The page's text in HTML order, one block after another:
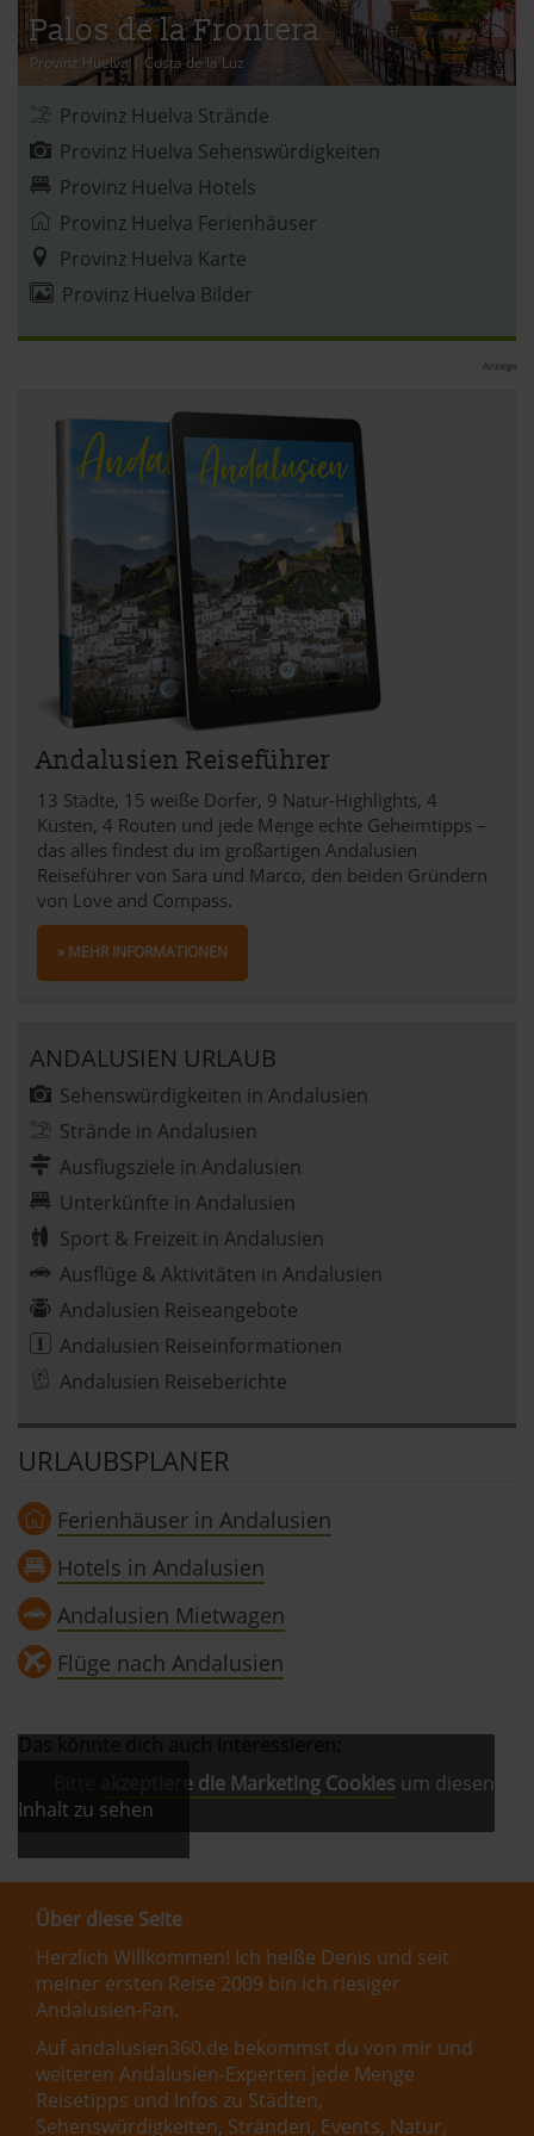
Palos de la Frontera
Provinz Huelva| Costa de la Luz
Provinz Huelva Strände
Provinz Huelva Sehenswürdigkeiten
Provinz Huelva Hotels
Provinz Huelva Ferienhäuser
Provinz Huelva Karte
Provinz Huelva Bilder
Anzeige
Andalusien Reiseführer
13 Städte, 15 weiße Dörfer, 9 Natur-Highlights, 4
Küsten, 4 Routen und jede Menge echte Geheimtipps –
das alles findest du im großartigen Andalusien
Reiseführer von Sara und Marco, den beiden Gründern
von Love and Compass.
» MEHR INFORMATIONEN
ANDALUSIEN URLAUB
Sehenswürdigkeiten in Andalusien
Strände in Andalusien
Ausflugsziele in Andalusien
Unterkünfte in Andalusien
Sport & Freizeit in Andalusien
Ausflüge & Aktivitäten in Andalusien
Andalusien Reiseangebote
Andalusien Reiseinformationen
Andalusien Reiseberichte
URLAUBSPLANER
Ferienhäuser in Andalusien
Hotels in Andalusien
Andalusien Mietwagen
Flüge nach Andalusien
akzeptiere die Marketing Cookies um diesen
Inhalt zu sehen
Über diese Seite
Herzlich Willkommen! Ich heiße Denis und seit
meiner ersten Reise 2009 bin ich riesiger
Andalusien-Fan.
Auf andalusien360.de bekommst du von mir und
weiteren Andalusien-Experten jede Menge
Reisetipps und Infos zu Städten,
Sehenswürdigkeiten, Stränden, Events, Natur,